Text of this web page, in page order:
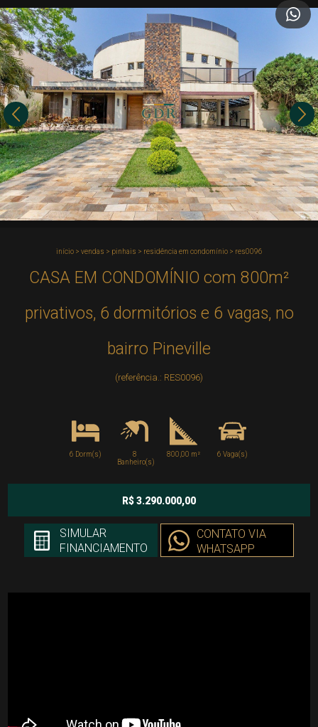
início> vendas > pinhais > residência em condomínio> res0096
CASA EM CONDOMÍNIO com 800m²
privativos, 6 dormitórios e 6 vagas, no
bairro Pineville
(referência.: RES0096)
6 Dorm(s)
8
Banheiro(s)
800,00 m² 6 Vaga(s)
R$ 3.290.000,00
SIMULAR
FINANCIAMENTO
CONTATO VIA
WHATSAPP